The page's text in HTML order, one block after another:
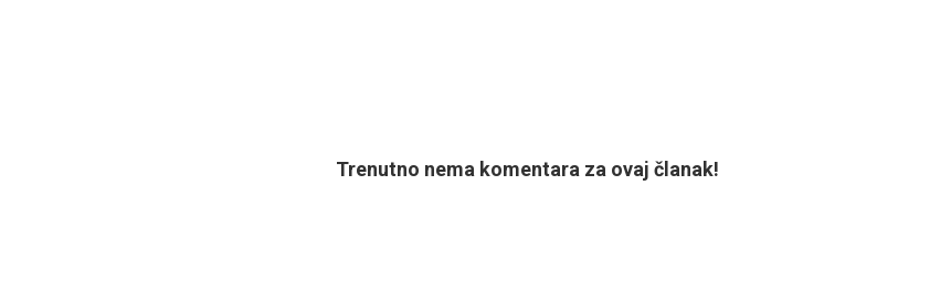
Trenutno nema komentara za ovaj članak!